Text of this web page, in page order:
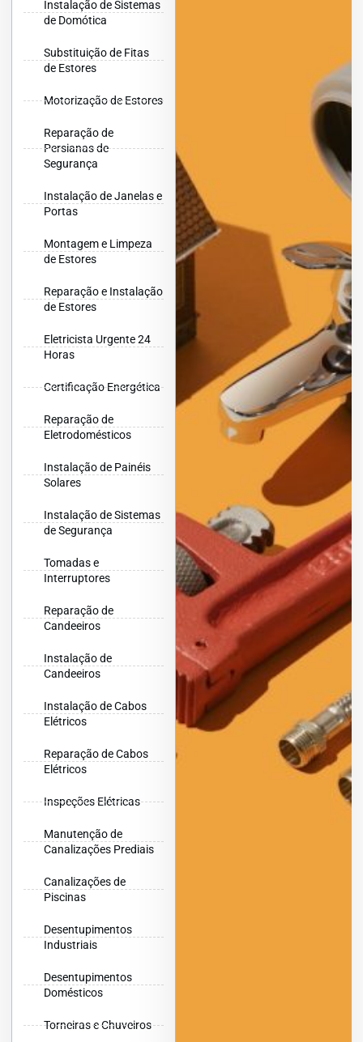
Instalação de Sistemas
de Domótica
Substituição de Fitas
de Estores
Motorização de Estores
Reparação de
Persianas de
Segurança
Instalação de Janelas e
Portas
Montagem e Limpeza
de Estores
Reparação e Instalação
de Estores
Eletricista Urgente 24
Horas
Certificação Energética
Reparação de
Eletrodomésticos
Instalação de Painéis
Solares
Instalação de Sistemas
de Segurança
Tomadas e
Interruptores
Reparação de
Candeeiros
Instalação de
Candeeiros
Instalação de Cabos
Elétricos
Reparação de Cabos
Elétricos
Inspeções Elétricas
Manutenção de
Canalizações Prediais
Canalizações de
Piscinas
Desentupimentos
Industriais
Desentupimentos
Domésticos
Torneiras e Chuveiros